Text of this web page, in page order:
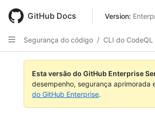
main
content
GitHub Docs Version:
Segurança do código / CLI do CodeQL
Esta versão do GitHub Enterprise
desempenho, segurança aprimorada
do GitHub Enterprise.